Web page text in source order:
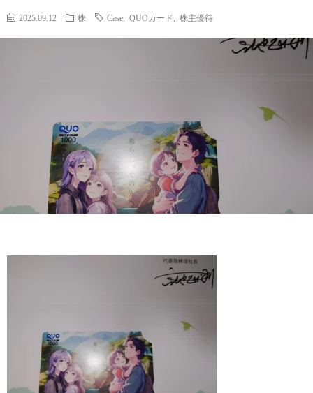
2025.09.12 株 Case QUOカード 株主優待